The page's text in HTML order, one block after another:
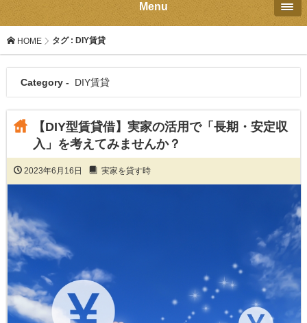
Menu
HOME タグ : DIY賃貸
Category - DIY賃貸
【DIY型賃貸借】実家の活用で「長期・安定収
入」を考えてみませんか？
2023年6月16日 実家を貸す時